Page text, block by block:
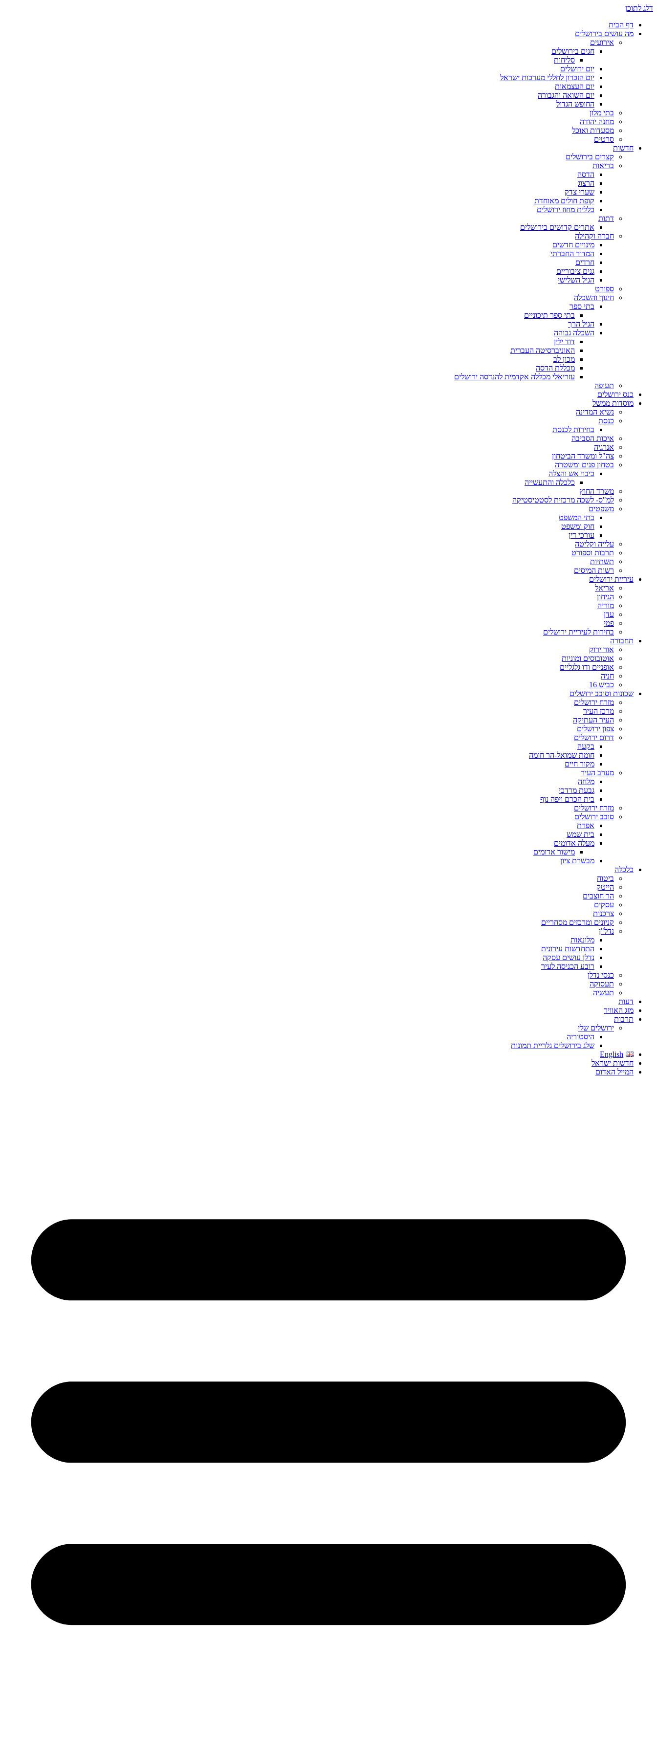
דלג לתוכן
דף הבית
מה עושים בירושלים
אירועים
חגים בירושלים
סליחות
יום ירושלים
יום הזכרון לחללי מערכות ישראל
יום העצמאות
יום השואה והגבורה
החופש הגדול
בתי מלון
מחנה יהודה
מסעדות ואוכל
סרטים
חדשות
קצרים בירושלים
בריאות
הדסה
הרצוג
שערי צדק
קופת חולים מאוחדת
כללית מחוז ירושלים
דתות
אתרים קדושים בירושלים
חברה וקהילה
מינויים חדשים
המדור החברתי
חרדים
גנים ציבוריים
הגיל השלישי
ספורט
חינוך והשכלה
בתי ספר
בתי ספר תיכוניים
הגיל הרך
השכלה גבוהה
דוד ילין
האוניברסיטה העברית
מכון לב
מכללת הדסה
עזריאלי מכללה אקדמית להנדסה ירושלים
תעופה
כנס ירושלים
מוסדות ממשל
נשיא המדינה
כנסת
בחירות לכנסת
איכות הסביבה
אנרגיה
צה"ל ומשרד הביטחון
בטחון פנים ומשטרה
כיבוי אש והצלה
כלכלה והתעשייה
משרד החוץ
למ"ס- לשכה מרכזית לסטטיסטיקה
משפטים
בתי המשפט
חוק ומשפט
עורכי דין
עלייה וקליטה
תרבות וספורט
תשתיות
רשות המיסים
עיריית ירושלים
אריאל
הגיחון
מוריה
עדן
פמי
בחירות לעיריית ירושלים
תחבורה
אור ירוק
אוטובוסים ומוניות
אופניים ודו גלגליים
חניה
כביש 16
שכונות וסובב ירושלים
מזרח ירושלים
מרכז העיר
העיר העתיקה
צפון ירושלים
דרום ירושלים
בקעה
חומת שמואל-הר חומה
מקור חיים
מערב העיר
מלחה
גבעת מרדכי
בית הכרם ויפה נוף
מזרח ירושלים
סובב ירושלים
אפרת
בית שמש
מעלה אדומים
מישור אדומים
מבשרת ציון
כלכלה
ביטוח
הייטק
הר חוצבים
עסקים
צרכנות
קניונים ומרכזים מסחריים
נדל"ן
מלונאות
התחדשות עירונית
נדלן עושים עסקה
רובע הכניסה לעיר
כנסי נדלן
תעסוקה
תעשיה
דעות
מזג האוויר
תרבות
ירושלים שלי
היסטוריה
שלג בירושלים גלריית תמונות
English
חדשות ישראל
המייל האדום